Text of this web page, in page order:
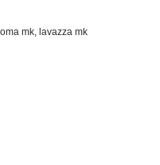
mk, lavazza mk